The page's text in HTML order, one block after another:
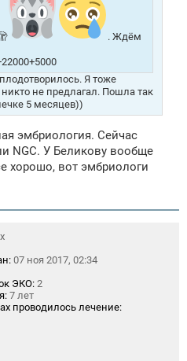
. Ждём
Я тоже
не предлагал. Пошла так
5 месяцев))
эмбриология. Сейчас
NGС. У Бeликову вообще
хорошо, вот эмбриологи
07 ноя 2017, 02:34
ЭКО: 2
7 лет
проводилось лечение: